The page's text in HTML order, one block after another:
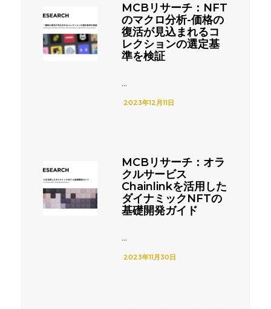
MCBリサーチ：NFT
のマクロ分析-価格の
復活が見込まれるコ
レクションの選定基
準を検証
...
2023年12月11日
MCBリサーチ：オラ
クルサービス
Chainlinkを活用した
ダイナミックNFTの
基礎開発ガイド
...
2023年11月30日